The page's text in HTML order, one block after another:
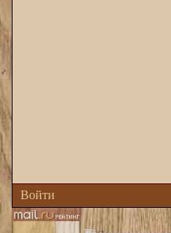
Войти